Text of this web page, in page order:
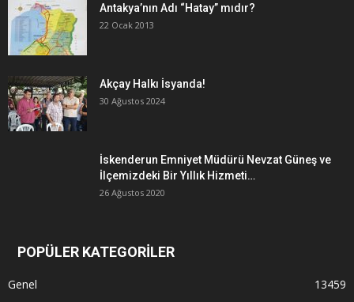
Antakya’nın Adı “Hatay” mıdır?
22 Ocak 2013
Akçay Halkı İsyanda!
30 Ağustos 2024
İskenderun Emniyet Müdürü Nevzat Güneş ve
İlçemizdeki Bir Yıllık Hizmeti…
26 Ağustos 2020
POPÜLER KATEGORİLER
Genel
13459